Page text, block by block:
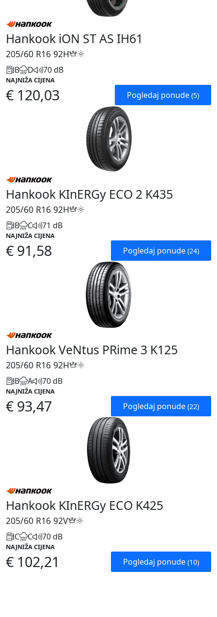
Hankook iON ST AS IH61
205/60 R16 92H
B D 70 dB
NAJNIŽA CIJENA
€ 120,03 Pogledaj ponude (5)
Hankook KInERGy ECO 2 K435
205/60 R16 92H
B C 71 dB
NAJNIŽA CIJENA
€ 91,58 Pogledaj ponude (24)
Hankook VeNtus PRime 3 K125
205/60 R16 92H
B A 70 dB
NAJNIŽA CIJENA
€ 93,47 Pogledaj ponude (22)
Hankook KInERGy ECO K425
205/60 R16 92V
C C 70 dB
NAJNIŽA CIJENA
€ 102,21 Pogledaj ponude (10)